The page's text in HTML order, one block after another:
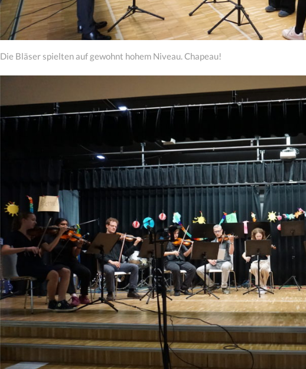
Die Bläser spielten auf gewohnt hohem Niveau. Chapeau!